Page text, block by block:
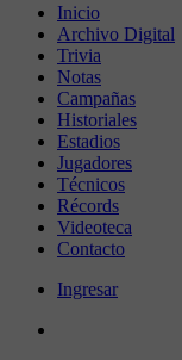
Inicio
Archivo Digital
Trivia
Notas
Campañas
Historiales
Estadios
Jugadores
Técnicos
Récords
Videoteca
Contacto
Ingresar